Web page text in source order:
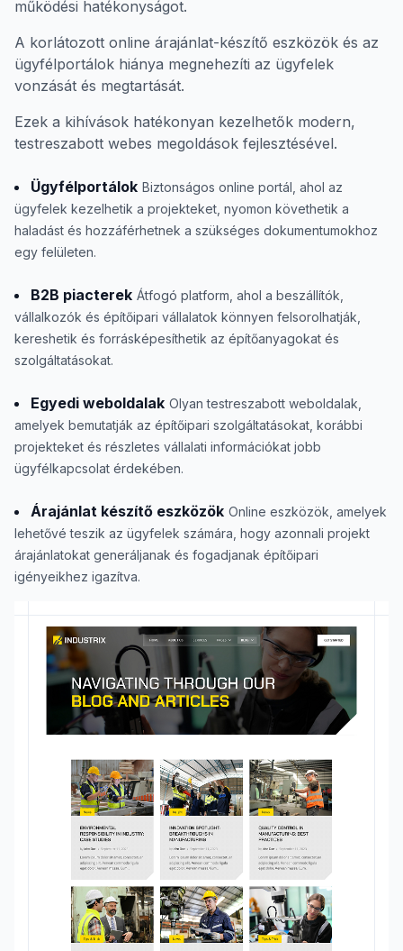
működési hatékonyságot.
A korlátozott online árajánlat-készítő eszközök és az
ügyfélportálok hiánya megnehezíti az ügyfelek
vonzását és megtartását.
Ezek a kihívások hatékonyan kezelhetők modern,
testreszabott webes megoldások fejlesztésével.
Ügyfélportálok Biztonságos online portál, ahol az
ügyfelek kezelhetik a projekteket, nyomon követhetik a
haladást és hozzáférhetnek a szükséges dokumentumokhoz
egy felületen.
B2B piacterek Átfogó platform, ahol a beszállítók,
vállalkozók és építőipari vállalatok könnyen felsorolhatják,
kereshetik és forrásképesíthetik az építőanyagokat és
szolgáltatásokat.
Egyedi weboldalak Olyan testreszabott weboldalak,
amelyek bemutatják az építőipari szolgáltatásokat, korábbi
projekteket és részletes vállalati információkat jobb
ügyfélkapcsolat érdekében.
Árajánlat készítő eszközök Online eszközök, amelyek
lehetővé teszik az ügyfelek számára, hogy azonnali projekt
árajánlatokat generáljanak és fogadjanak építőipari
igényeikhez igazítva.